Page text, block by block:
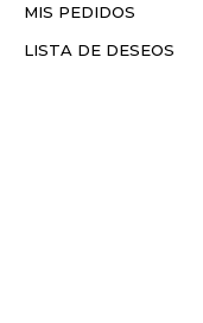
MIS PEDIDOS
LISTA DE DESEOS